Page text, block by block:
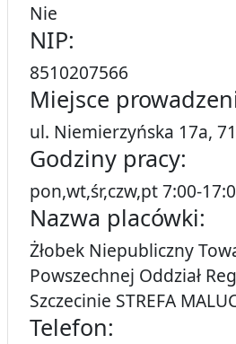
Nie
NIP:
8510207566
Miejsce
ul. Niemierzyńska 17a,
Godziny pracy:
pon,wt,śr,czw,pt 7:00-
Nazwa placówki:
Żłobek Niepubliczny
Powszechnej Oddział
Szczecinie STREFA
Telefon: